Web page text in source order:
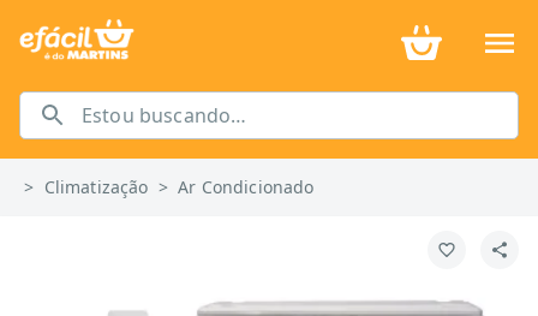
> Climatização >Ar Condicionado